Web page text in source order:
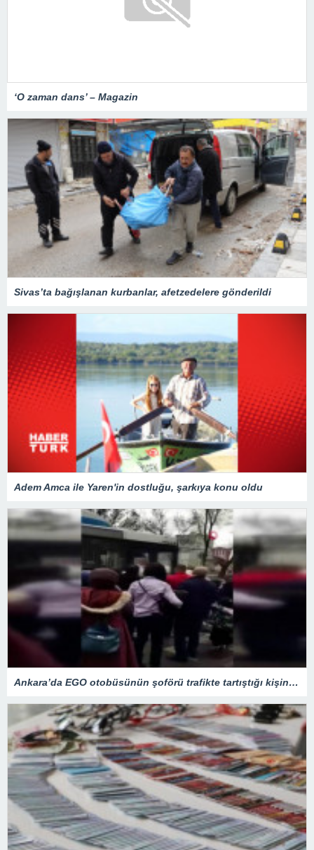
‘O zaman dans’ – Magazin
Sivas’ta bağışlanan kurbanlar, afetzedelere gönderildi
Adem Amca ile Yaren'in dostluğu, şarkıya konu oldu
Ankara’da EGO otobüsünün şoförü trafikte tartıştığı kişinin aracını metrelerce sürükledi